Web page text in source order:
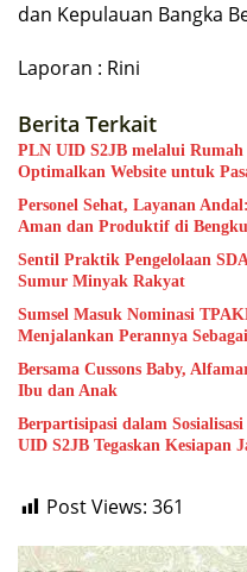
dan Kepulauan Bangka
Laporan : Rini
Berita Terkait
PLN UID S2JB melalui
Optimalkan Website untuk
Personel Sehat, Layanan
Aman dan Produktif di
Sentil Praktik Pengelolaan
Sumur Minyak Rakyat
Sumsel Masuk Nominasi
Menjalankan Perannya
Bersama Cussons Baby,
Ibu dan Anak
Berpartisipasi dalam
UID S2JB Tegaskan Kesiapan
Post Views: 361